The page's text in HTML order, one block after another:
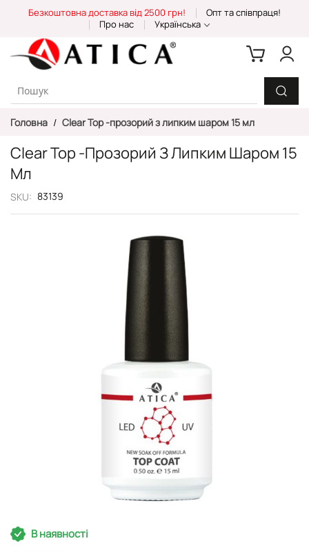
Content
Безкоштовна доставка від 2500 грн!
Опт та співпраця!
Про нас
Українська
Головна Clear Top -прозорий з липким шаром 15 мл
Clear Top -прозорий З Липким Шаром 15
Мл
SKU 83139
Перейти
до
В наявності